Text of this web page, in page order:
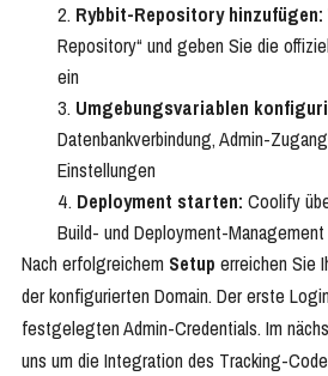
Rybbit-Repository hinzufügen:
Repository“ und geben Sie die
ein
Umgebungsvariablen
Datenbankverbindung, Admin-
Einstellungen
Deployment starten: Coolify
Build- und Deployment-Management
Nach erfolgreichem Setup erreichen Sie
der konfigurierten Domain. Der erste
festgelegten Admin-Credentials. Im
uns um die Integration des Tracking-